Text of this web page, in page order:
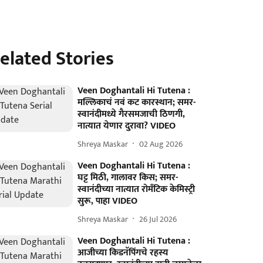
Stories
Veen Doghantali Hi Tutena :
मल्लिकाचं नवं कट कारस्थान; समर-
स्वानंदीमध्ये गैरसमजाची ठिणगी,
नात्यात येणार दुरावा? VIDEO
Shreya Maskar 02 Aug 2026
Veen Doghantali Hi Tutena :
घट्ट मिठी, गालावर किस; समर-
स्वानंदीच्या नात्यात रोमँटिक केमिस्ट्री
सुरू, पाहा VIDEO
Shreya Maskar 26 Jul 2026
Veen Doghantali Hi Tutena :
आजीच्या किडनॅपिंगचे रहस्य